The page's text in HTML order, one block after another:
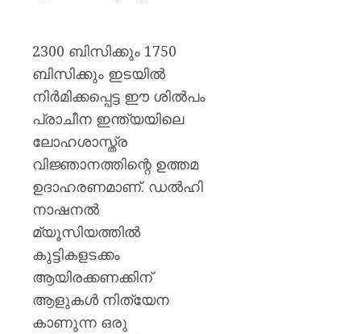
2300 ബിസിക്കും 1750
ബിസിക്കും ഇടയിൽ
നിർമിക്കപ്പെട്ട ഈ ശിൽപം
പ്രാചീന ഇന്ത്യയിലെ
ലോഹശാസ്ത്ര
വിജ്ഞാനത്തിന്റെ ഉത്തമ
ഉദാഹരണമാണ്. ഡൽഹി
നാഷനൽ
മ്യൂസിയത്തിൽ
കുട്ടികളടക്കം
ആയിരക്കണക്കിന്
ആളുകൾ നിത്യേന
കാണുന്ന ഒരു